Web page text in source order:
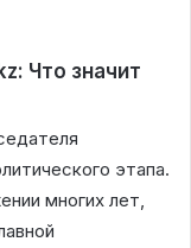
Что значит
этапа.
многих лет,